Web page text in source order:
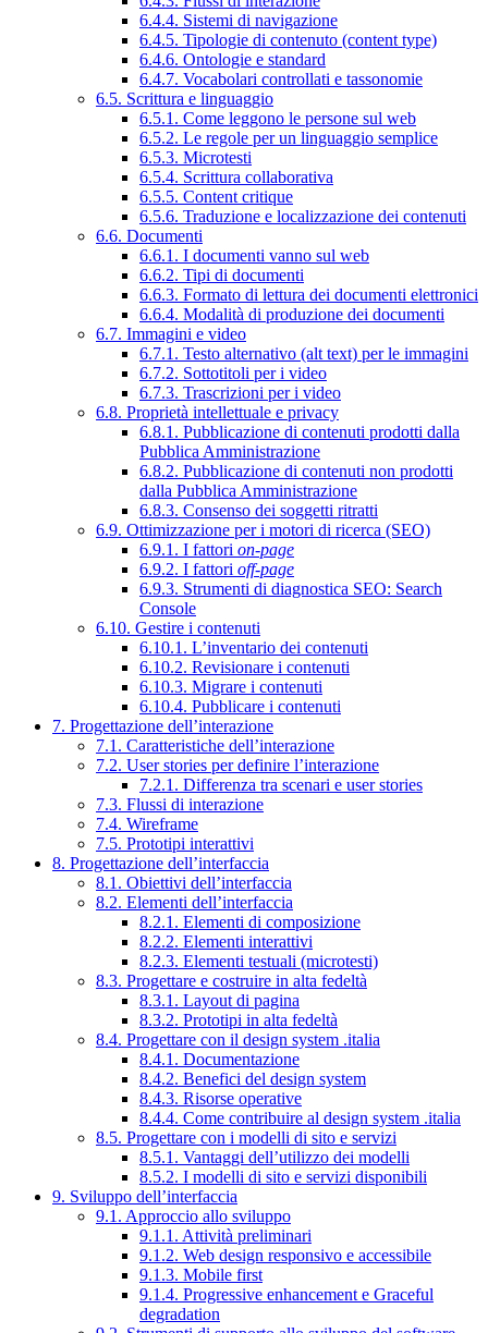
6.4.4. Sistemi di navigazione
6.4.5. Tipologie di contenuto (content type)
6.4.6. Ontologie e standard
6.4.7. Vocabolari controllati e tassonomie
6.5. Scrittura e linguaggio
6.5.1. Come leggono le persone sul web
6.5.2. Le regole per un linguaggio semplice
6.5.3. Microtesti
6.5.4. Scrittura collaborativa
6.5.5. Content critique
6.5.6. Traduzione e localizzazione dei contenuti
6.6. Documenti
6.6.1. I documenti vanno sul web
6.6.2. Tipi di documenti
6.6.3. Formato di lettura dei documenti elettronici
6.6.4. Modalità di produzione dei documenti
6.7. Immagini e video
6.7.1. Testo alternativo (alt text) per le immagini
6.7.2. Sottotitoli per i video
6.7.3. Trascrizioni per i video
6.8. Proprietà intellettuale e privacy
6.8.1. Pubblicazione di contenuti prodotti dalla
Pubblica Amministrazione
6.8.2. Pubblicazione di contenuti non prodotti
dalla Pubblica Amministrazione
6.8.3. Consenso dei soggetti ritratti
6.9. Ottimizzazione per i motori di ricerca (SEO)
6.9.1. I fattori on-page
6.9.2. I fattori off-page
6.9.3. Strumenti di diagnostica SEO: Search
Console
6.10. Gestire i contenuti
6.10.1. L’inventario dei contenuti
6.10.2. Revisionare i contenuti
6.10.3. Migrare i contenuti
6.10.4. Pubblicare i contenuti
7. Progettazione dell’interazione
7.1. Caratteristiche dell’interazione
7.2. User stories per definire l’interazione
7.2.1. Differenza tra scenari e user stories
7.3. Flussi di interazione
7.4. Wireframe
7.5. Prototipi interattivi
8. Progettazione dell’interfaccia
8.1. Obiettivi dell’interfaccia
8.2. Elementi dell’interfaccia
8.2.1. Elementi di composizione
8.2.2. Elementi interattivi
8.2.3. Elementi testuali (microtesti)
8.3. Progettare e costruire in alta fedeltà
8.3.1. Layout di pagina
8.3.2. Prototipi in alta fedeltà
8.4. Progettare con il design system .italia
8.4.1. Documentazione
8.4.2. Benefici del design system
8.4.3. Risorse operative
8.4.4. Come contribuire al design system .italia
8.5. Progettare con i modelli di sito e servizi
8.5.1. Vantaggi dell’utilizzo dei modelli
8.5.2. I modelli di sito e servizi disponibili
9. Sviluppo dell’interfaccia
9.1. Approccio allo sviluppo
9.1.1. Attività preliminari
9.1.2. Web design responsivo e accessibile
9.1.3. Mobile first
9.1.4. Progressive enhancement e Graceful
degradation